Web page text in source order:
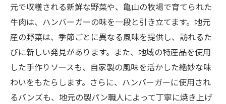
元で収穫される新鮮な野菜や、亀山の牧場で育てられた
牛肉は、ハンバーガーの味を一段と引き立てます。地元
産の野菜は、季節ごとに異なる風味を提供し、訪れるた
びに新しい発見があります。また、地域の特産品を使用
した手作りソースも、自家製の風味を活かした絶妙な味
わいをもたらします。さらに、ハンバーガーに使用され
るバンズも、地元の製パン職人によって丁寧に焼き上げ